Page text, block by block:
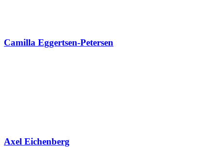
Camilla Eggertsen-Petersen
Axel Eichenberg